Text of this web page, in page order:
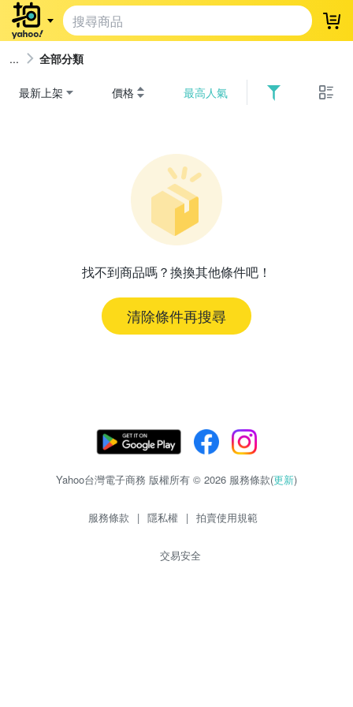
登
全部分類
最新上架 價格 最高人氣
找不到商品嗎？換換其他條件吧！
清除條件再搜尋
Yahoo台灣電子商務 版權所有 © 2026 服務條款(更新)
服務條款 | 隱私權 | 拍賣使用規範
交易安全